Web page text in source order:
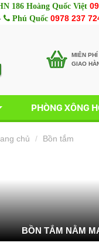
186 Hoàng Quốc Việt
Phú Quốc 0978 237
MIÊN PHÍ
GIAO
PHÒNG XÔNG
chủ Bồn tắm
BỒN TẮM NẰM